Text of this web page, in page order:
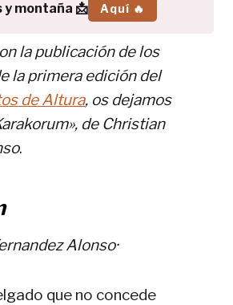
y montaña 📩 Aquí 🔥
la publicación de los
la primera edición del
de Altura, os dejamos
de Christian
.
Alonso·
que no concede